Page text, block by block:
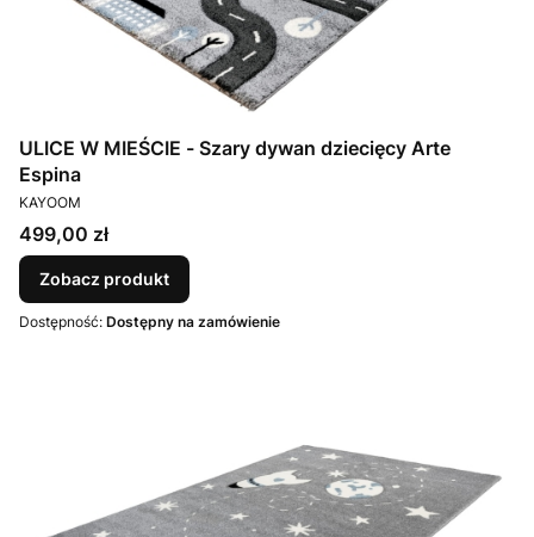
ULICE W MIEŚCIE - Szary dywan dziecięcy Arte
Espina
PRODUCENT
KAYOOM
Cena
499,00 zł
Zobacz produkt
Dostępność: Dostępny na zamówienie